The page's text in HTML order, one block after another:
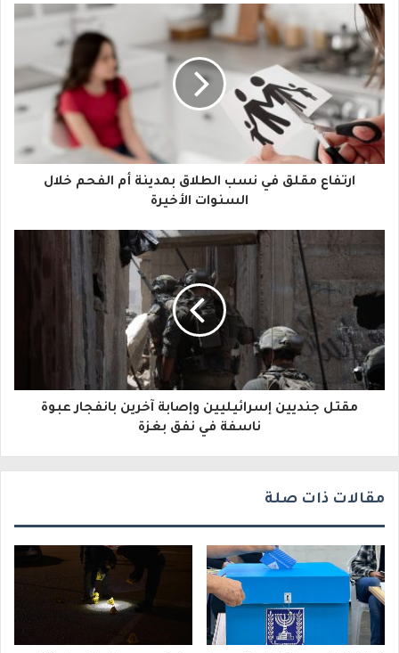
ب
ر
ي
د
ك
ا
إ
ل
ك
ت
ر
و
ارتفاع مقلق في نسب الطلاق بمدينة أم الفحم خلال
السنوات الأخيرة
مقتل جنديين إسرائيليين وإصابة آخرين بانفجار عبوة
ناسفة في نفق بغزة
مقالات ذات صلة